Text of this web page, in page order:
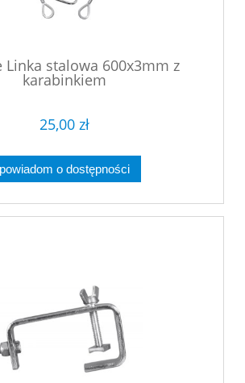
Linka stalowa 600x3mm z
karabinkiem
25,00 zł
powiadom o dostępności